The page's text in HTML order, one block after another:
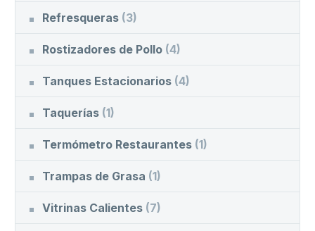
Refresqueras (3)
Rostizadores de Pollo (4)
Tanques Estacionarios (4)
Taquerías (1)
Termómetro Restaurantes (1)
Trampas de Grasa (1)
Vitrinas Calientes (7)